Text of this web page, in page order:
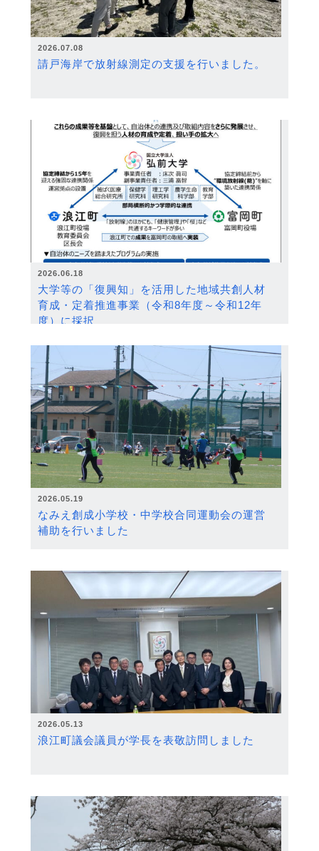
2026.07.08
請戸海岸で放射線測定の支援を行いました。
2026.06.18
大学等の「復興知」を活用した地域共創人材
育成・定着推進事業（令和8年度～令和12年
度）に採択
2026.05.19
なみえ創成小学校・中学校合同運動会の運営
補助を行いました
2026.05.13
浪江町議会議員が学長を表敬訪問しました